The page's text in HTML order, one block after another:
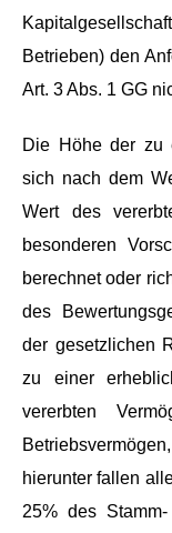
Betrieben) den
Art. 3 Abs. 1 GG
Die Höhe der zu
sich nach dem
Wert des
besonderen
berechnet oder
des
der gesetzlichen
zu einer
vererbten
hierunter fallen
25% des